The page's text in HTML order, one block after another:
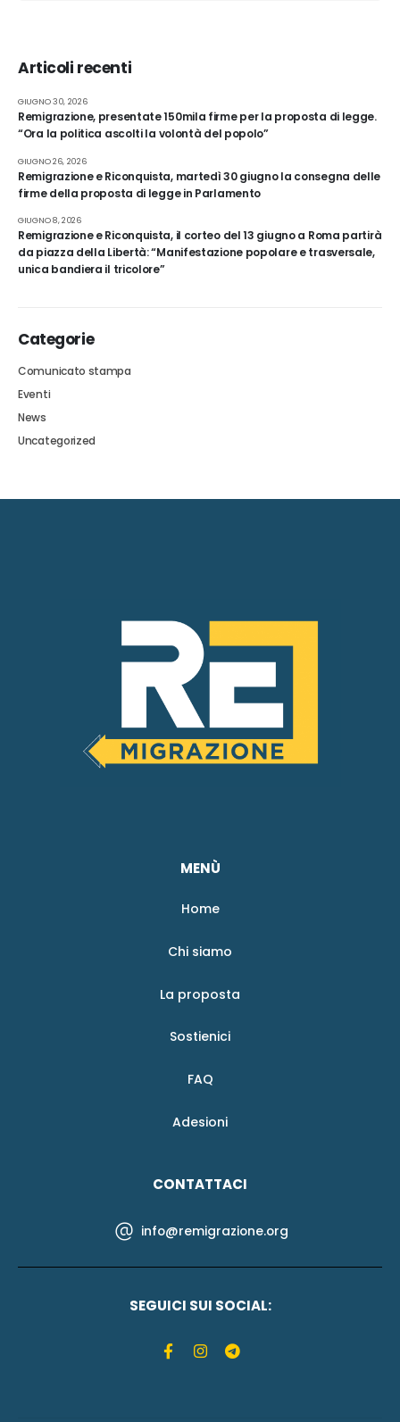
Articoli recenti
Remigrazione, presentate 150mila firme per la proposta di legge.
“Ora la politica ascolti la volontà del popolo”
GIUGNO 30, 2026
Remigrazione e Riconquista, martedì 30 giugno la consegna delle
firme della proposta di legge in Parlamento
GIUGNO 26, 2026
Remigrazione e Riconquista, il corteo del 13 giugno a Roma partirà
da piazza della Libertà: “Manifestazione popolare e trasversale,
unica bandiera il tricolore”
GIUGNO 8, 2026
Categorie
Comunicato stampa
Eventi
News
Uncategorized
MENÙ
Home
Chi siamo
La proposta
Sostienici
FAQ
Adesioni
CONTATTACI
info@remigrazione.org
SEGUICI SUI SOCIAL: